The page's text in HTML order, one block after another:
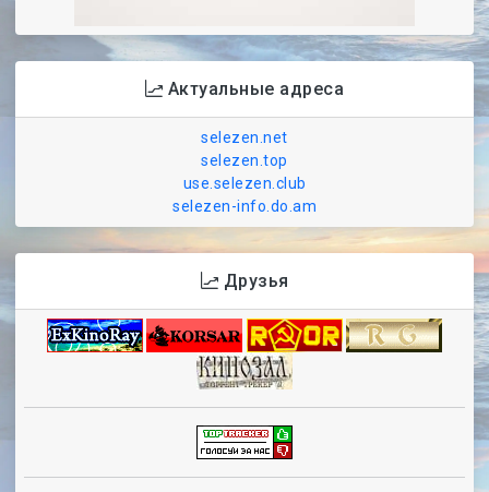
Актуальные адреса
selezen.net
selezen.top
use.selezen.club
selezen-info.do.am
Друзья